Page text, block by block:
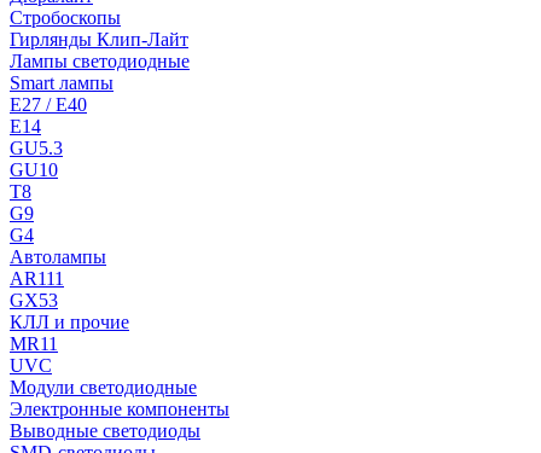
Стробоскопы
Гирлянды Клип-Лайт
Лампы светодиодные
Smart лампы
E27 / E40
E14
GU5.3
GU10
T8
G9
G4
Автолампы
AR111
GX53
КЛЛ и прочие
MR11
UVC
Модули светодиодные
Электронные компоненты
Выводные светодиоды